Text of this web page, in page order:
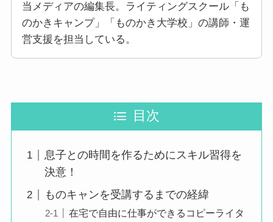
当メディアの編集長。ライティングスクール「も
のかきキャンプ」「ものかき大学校」の講師・運
営支援を担当している。
目次
息子との時間を作るためにスキル習得を
決意！
ものキャンを受講するまでの経緯
在宅で自由に仕事ができるコピーライタ